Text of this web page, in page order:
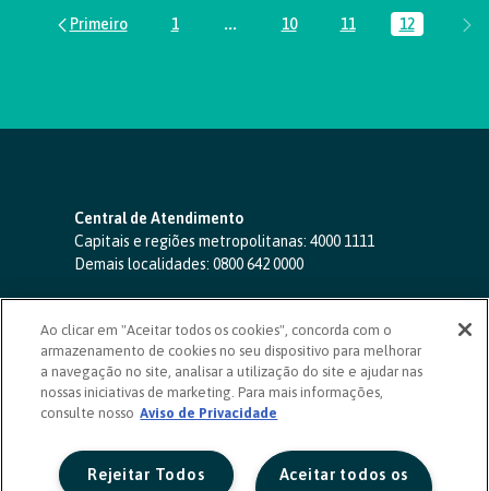
Página
1 ...Páginas intermediárias Usar ABA
Página
10 Página
11 Página
12
Central de Atendimento
Capitais e regiões metropolitanas: 4000 1111
Demais localidades: 0800 642 0000
SAC 24 horas-0800 724 4420
Ouvidoria
0800 725 0996
(de segunda a sexta, das 8h às 20h)
ouvidoriasicoob.com.br
Deficientes auditivos ou de fala
Ao clicar em "Aceitar todos os cookies", concorda com o
armazenamento de cookies no seu dispositivo para melhorar
a navegação no site, analisar a utilização do site e ajudar nas
nossas iniciativas de marketing. Para mais informações,
consulte nosso Aviso de Privacidade
Aceitar todos os
Rejeitar Todos